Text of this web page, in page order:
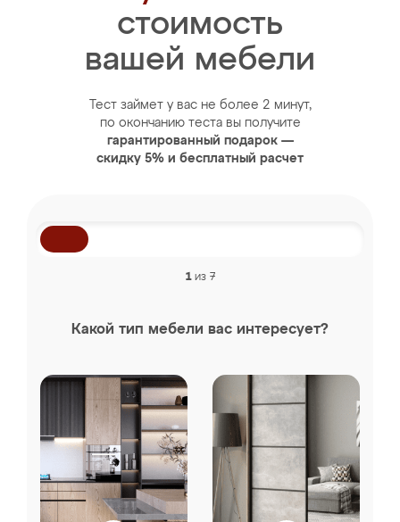
стоимость
вашей мебели
Тест займет у вас не более 2 минут,
по окончанию теста вы получите
гарантированный подарок —
скидку 5% и бесплатный расчет
1 из 7
Какой тип мебели вас интересует?